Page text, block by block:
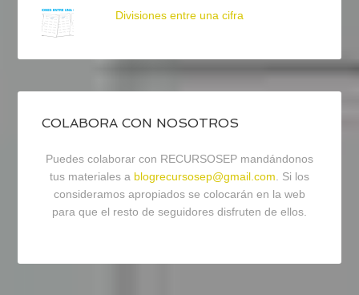
Divisiones entre una cifra
COLABORA CON NOSOTROS
Puedes colaborar con RECURSOSEP mandándonos
tus materiales a blogrecursosep@gmail.com. Si los
consideramos apropiados se colocarán en la web
para que el resto de seguidores disfruten de ellos.